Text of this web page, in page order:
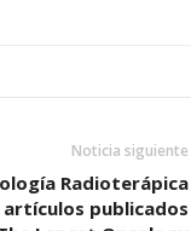
Noticia siguiente
Radioterápica
publicados